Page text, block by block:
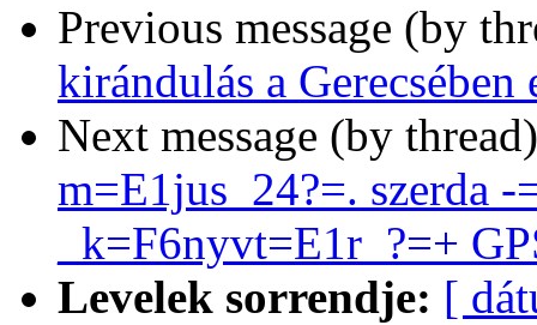
Previous message (by
kirándulás a Gerecsében
Next message (by
m=E1jus_24?=. szerda -
_k=F6nyvt=E1r_?=+
Levelek sorrendje: [